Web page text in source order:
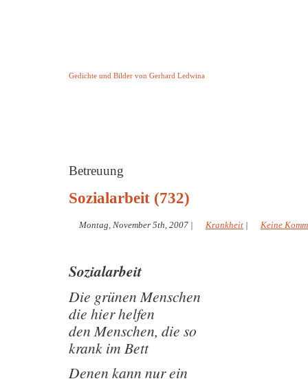
Gedichte und Bilder von Gerhard Ledwina
Betreuung
Sozialarbeit (732)
Montag, November 5th, 2007 | Krankheit | Keine
Sozialarbeit
Die grünen Menschen
die hier helfen
den Menschen, die so
krank im Bett
Denen kann nur ein